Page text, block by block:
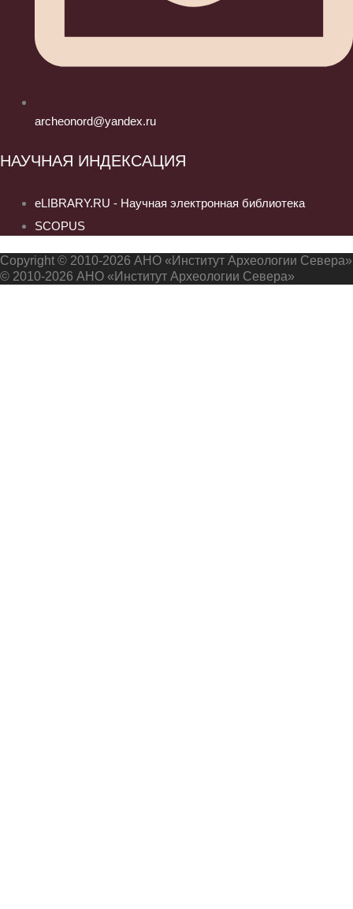
archeonord@yandex.ru
НАУЧНАЯ ИНДЕКСАЦИЯ
eLIBRARY.RU - Научная электронная библиотека
SCOPUS
Copyright © 2010-2026 АНО «Институт Археологии Севера»
© 2010-2026 АНО «Институт Археологии Севера»